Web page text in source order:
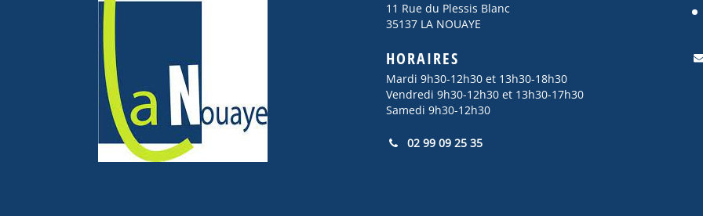
11 Rue du Plessis Blanc
35137 LA NOUAYE
HORAIRES
Mardi 9h30-12h30 et 13h30-18h30
Vendredi 9h30-12h30 et 13h30-17h30
Samedi 9h30-12h30
02 99 09 25 35